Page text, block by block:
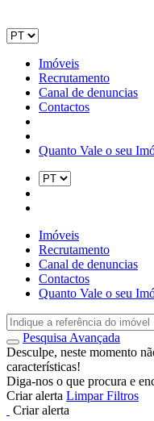
Imóveis
Recrutamento
Canal de denuncias
Contactos
Quanto Vale o seu
Imóveis
Recrutamento
Canal de denuncias
Contactos
Quanto Vale o seu
Pesquisa Avançada
Desculpe, neste momento
características!
Diga-nos o que procura e
Criar alerta Limpar Filtros
Criar alerta